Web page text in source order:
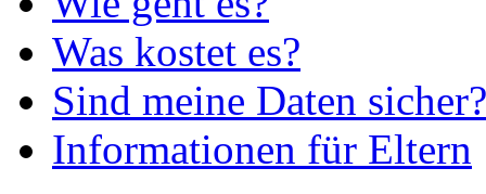
Was kostet es?
Sind meine Daten sicher?
Informationen für Eltern